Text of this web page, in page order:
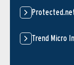
Trend Micro